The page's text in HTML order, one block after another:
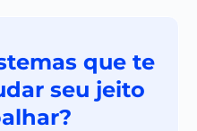
que te
seu jeito